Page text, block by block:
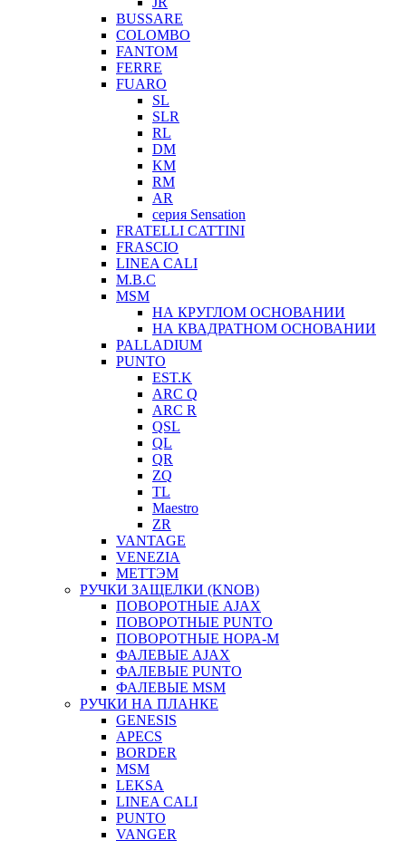
BUSSARE
COLOMBO
FANTOM
FERRE
FUARO
SL
SLR
RL
DM
KM
RM
AR
серия Sensation
FRATELLI CATTINI
FRASCIO
LINEA CALI
M.B.C
MSM
НА КРУГЛОМ ОСНОВАНИИ
НА КВАДРАТНОМ ОСНОВАНИИ
PALLADIUM
PUNTO
EST.K
ARC Q
ARC R
QSL
QL
QR
ZQ
TL
Maestro
ZR
VANTAGE
VENEZIA
МЕТТЭМ
РУЧКИ ЗАЩЕЛКИ (KNOB)
ПОВОРОТНЫЕ AJAX
ПОВОРОТНЫЕ PUNTO
ПОВОРОТНЫЕ НОРА-М
ФАЛЕВЫЕ AJAX
ФАЛЕВЫЕ PUNTO
ФАЛЕВЫЕ MSM
РУЧКИ НА ПЛАНКЕ
GENESIS
APECS
BORDER
MSM
LEKSA
LINEA CALI
PUNTO
VANGER